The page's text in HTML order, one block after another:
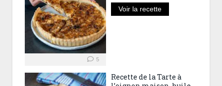
5
Voir la recette
Recette de la Tarte à